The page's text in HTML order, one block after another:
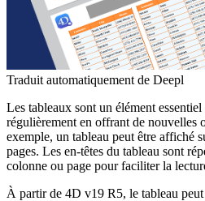
Traduit automatiquement de Deepl
Les tableaux sont un élément
régulièrement en offrant de nouvelles
exemple, un tableau peut être affiché
pages. Les en-têtes du tableau sont
colonne ou page pour faciliter la
À partir de 4D v19 R5, le tableau peut